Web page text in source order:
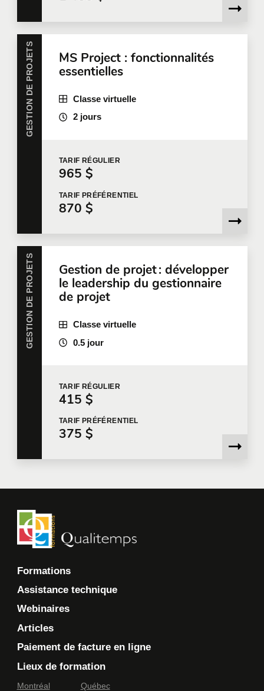
Dites-nous en plus
Votre fonction
En cochant cette case, je confirme avoir lu et accepté
Politique de confidentialité de Qualitemps
personnelles seront utilisées après leur collecte.
Veuillez noter que si vous n'acceptez pas les termes
contacter pour faire suite à votre demande, ou vous
fournir les services.
Je souhaite que Qualitemps m'envoie des
GESTION DE PROJETS MS Project : fonctionnalités
essentielles
Classe virtuelle
2 jours
TARIF RÉGULIER
965 $
TARIF PRÉFÉRENTIEL
870 $
GESTION DE PROJETS Gestion de projet : développer
le leadership du gestionnaire
de projet
Classe virtuelle
0.5 jour
TARIF RÉGULIER
415 $
TARIF PRÉFÉRENTIEL
375 $
Formations
Assistance technique
Webinaires
Articles
Paiement de facture en ligne
Lieux de formation
Montréal Québec